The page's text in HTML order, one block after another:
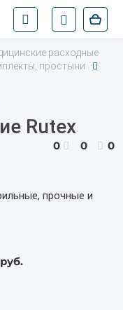
расходные
простыни
Rutex
0 0
0
прочные и